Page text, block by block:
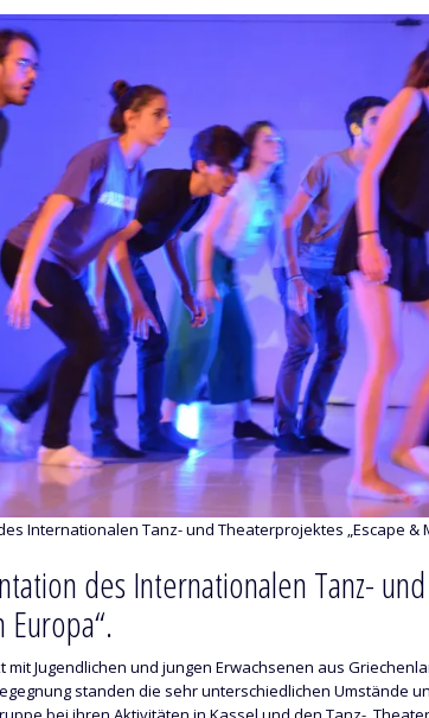
Internationalen Tanz- und Theaterprojektes „Escape &
des Internationalen Tanz-
mit Jugendlichen und jungen Erwachsenen aus
standen die sehr unterschiedlichen Umstände